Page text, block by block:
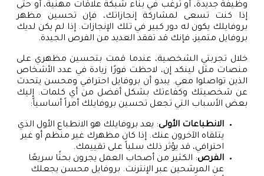
وظيفة جديدة، أو ترغب في بناء شبكة علاقات مهنية، أو حتى
إذا كنت تسعى لمشاركة إنجازاتك، فإن تحسين مظهر
بروفايلك يكون له دور كبير في تلك الإنجازات. إذا لم يكن لديك
بروفايل متميز، فإنك قد تفقد العديد من الفرص الجيدة.
خلال تجربتي الشخصية، عندما قمت بتحسين مظهري على
منصات مثل لينكد إن، لاحظت فورًا زيادة في عدد الأشخاص
الذين تواصلوا معي. يبدو أن بروفايل احترافي ومحسن يتحدث
عن شخصيتك وكفاءتك بشكل أفضل من أي كلمات. إليك
بعض الأسباب التي تجعل تحسين بروفايلك أمراً أساسياً:
الانطباعات الأولى: يعد بروفايلك هو الانطباع الأول الذي
يتلقاه الآخرون عنك. إذا كان مظهرك غير منظم أو غير
احترافي، قد يؤثر ذلك سلباً على تقييمك.
الفرص: الكثير من أصحاب العمل يجرون بحثًا سريعًا
عن المرشحين عبر الإنترنت. بروفايل محسن يجعلك